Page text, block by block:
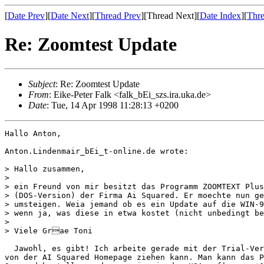
[Date Prev][Date Next][Thread Prev][Thread Next][Date Index][
Re: Zoomtest Update
Subject: Re: Zoomtest Update
From: Eike-Peter Falk <falk_bEi_szs.ira.uka.de>
Date: Tue, 14 Apr 1998 11:28:13 +0200
Hallo Anton,
Anton.Lindenmair_bEi_t-online.de wrote:
> Hallo zusammen,
>
> ein Freund von mir besitzt das Programm ZOOMTEXT
> (DOS-Version) der Firma Ai Squared. Er moechte nun
> umsteigen. Weia jemand ob es ein Update auf die
> wenn ja, was diese in etwa kostet (nicht unbedingt
>
> Viele Grae Toni
Jawohl, es gibt! Ich arbeite gerade mit der Trial-
von der AI Squared Homepage ziehen kann. Man kann